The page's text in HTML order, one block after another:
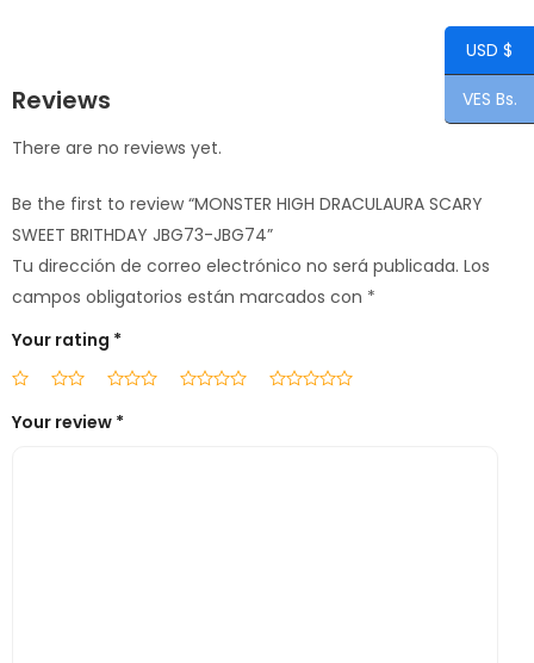
Reviews
There are no reviews yet.
Be the first to review “MONSTER HIGH DRACULAURA SCARY
SWEET BRITHDAY JBG73-JBG74”
Tu dirección de correo electrónico no será publicada. Los
campos obligatorios están marcados con *
Your rating *
Your review *
USD $
VES Bs.